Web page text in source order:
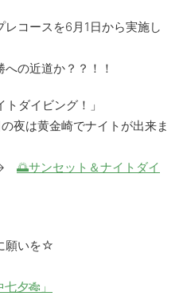
コースを6月1日から実施し
の近道か？？！！
ダイビング！」
夜は黄金崎でナイトが出来ま
🌅サンセット＆ナイトダイ
願いを☆
夕🎋」